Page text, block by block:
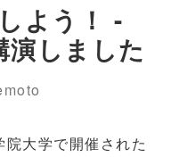
よう！ -
しました
大学で開催された